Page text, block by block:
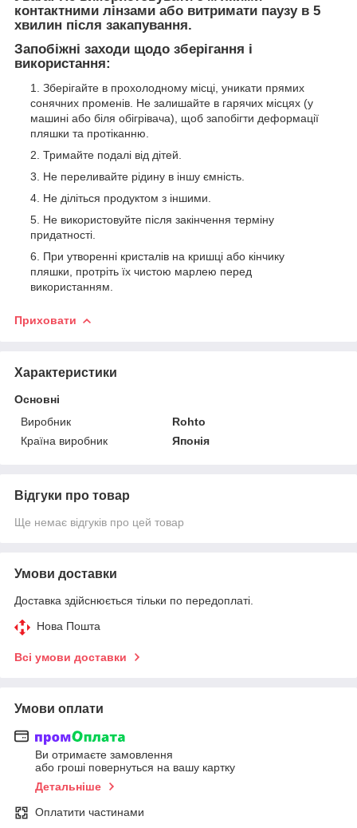
контактними лінзами або витримати паузу в 5
хвилин після закапування.
Запобіжні заходи щодо зберігання і
використання:
Зберігайте в прохолодному місці, уникати прямих
сонячних променів. Не залишайте в гарячих місцях (у
машині або біля обігрівача), щоб запобігти деформації
пляшки та протіканню.
Тримайте подалі від дітей.
Не переливайте рідину в іншу ємність.
Не діліться продуктом з іншими.
Не використовуйте після закінчення терміну
придатності.
При утворенні кристалів на кришці або кінчику
пляшки, протріть їх чистою марлею перед
використанням.
Приховати
Характеристики
Основні
Виробник
Rohto
Країна виробник
Японія
Відгуки про товар
Ще немає відгуків про цей товар
Умови доставки
Доставка здійснюється тільки по передоплаті.
Нова Пошта
Всі умови доставки
Умови оплати
Ви отримаєте замовлення
або гроші повернуться на вашу картку
Детальніше
Оплатити частинами